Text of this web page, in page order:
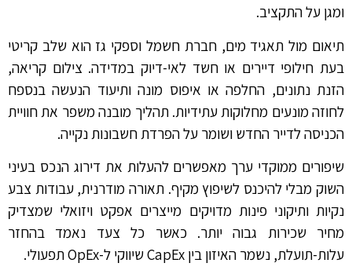
ומגן על התקציב.
תיאום מול תאגיד מים, חברת חשמל וספקי גז הוא שלב קריטי
בעת חילופי דיירים או חשד לאי-דיוק במדידה. צילום קריאה,
הזנת נתונים, החלפה או איפוס מונה ותיעוד הנעשה בנספח
לחוזה מונעים מחלוקות עתידיות. תהליך מובנה משפר את חוויית
הכניסה לדייר החדש ושומר על הפרדת חשבונות נקייה.
שיפורים ממוקדי ערך מאפשרים להעלות את דירוג הנכס בעיני
השוק מבלי להיכנס לשיפוץ מקיף. תאורה מודרנית, עבודות צבע
נקיות ותיקוני פינות מדויקים מייצרים אפקט ויזואלי שמצדיק
מחיר שכירות גבוה יותר. כאשר כל צעד נאמד בהחזר
עלות-תועלת, נשמר האיזון בין CapEx שיווקי ל-OpEx תפעולי.